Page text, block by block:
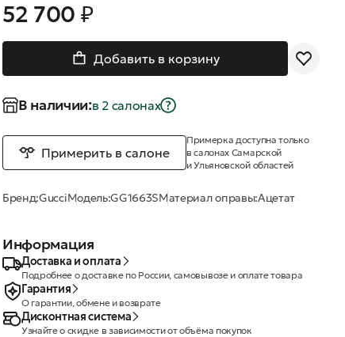
52 700 ₽
Добавить в корзину
В наличии:в 2 салонах
Примерить в салоне
Примерка доступна только
в салонах Самарской
и Ульяновской областей
Бренд:GucciМодель:GG1663SМатериал оправы:Ацетат
Информация
Доставка и оплата
Подробнее о доставке по России, самовывозе и оплате товара
Гарантия
О гарантии, обмене и возврате
Дисконтная система
Узнайте о скидке в зависимости от объёма покупок